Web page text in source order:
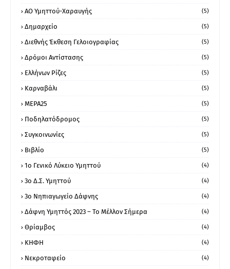
ΑΟ Υμηττού-Χαραυγής (5)
Δημαρχείο (5)
Διεθνής Έκθεση Γελοιογραφίας (5)
Δρόμοι Αντίστασης (5)
Ελλήνων Ρίζες (5)
Καρναβάλι (5)
ΜΕΡΑ25 (5)
Ποδηλατόδρομος (5)
Συγκοινωνίες (5)
Βιβλίο (5)
1ο Γενικό Λύκειο Υμηττού (4)
3ο Δ.Σ. Υμηττού (4)
3ο Νηπιαγωγείο Δάφνης (4)
Δάφνη Υμηττός 2023 – Το Μέλλον Σήμερα (4)
Θρίαμβος (4)
ΚΗΦΗ (4)
Νεκροταφείο (4)